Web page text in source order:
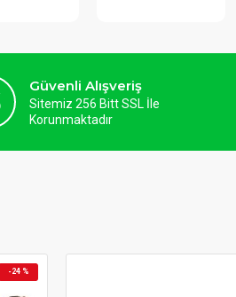
Güvenli Alışveriş
Sitemiz 256 Bitt SSL İle
Korunmaktadır